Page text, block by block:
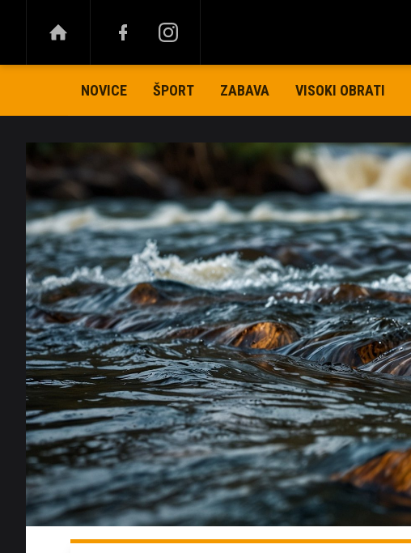
NOVICE ŠPORT ZABAVA VISOKI OBRATI